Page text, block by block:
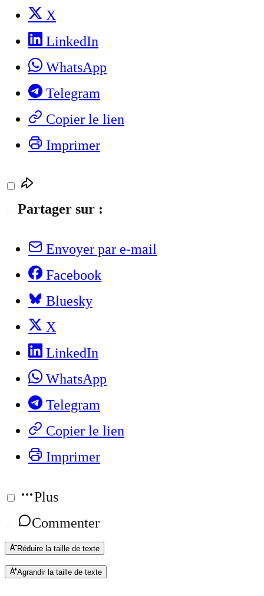
X
LinkedIn
WhatsApp
Telegram
Copier le lien
Imprimer
Partager sur :
Envoyer par e-mail
Facebook
Bluesky
X
LinkedIn
WhatsApp
Telegram
Copier le lien
Imprimer
Plus
Commenter
Réduire la taille de texte
Agrandir la taille de texte